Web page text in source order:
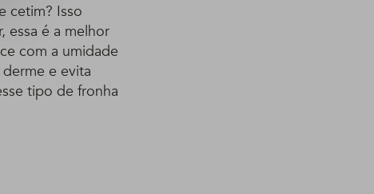
cetim? Isso
essa é a melhor
com a umidade
e evita
tipo de fronha